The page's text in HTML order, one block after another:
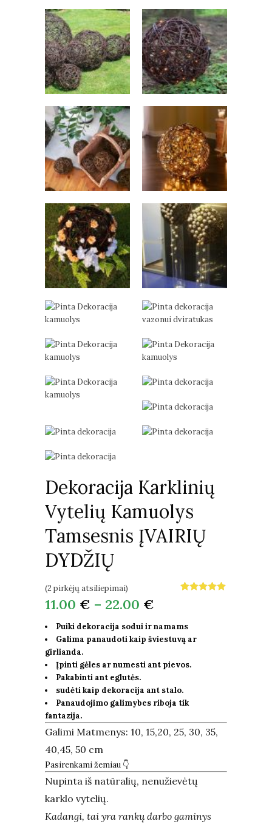
Dekoracija Karklinių
Vytelių Kamuolys
Tamsesnis ĮVAIRIŲ
DYDŽIŲ
įvertinimų:
(2 pirkėjų atsiliepimai)
11.00 € – 22.00 €
Puiki dekoracija sodui ir namams
Galima panaudoti kaip šviestuvą ar
girlianda.
Įpinti gėles ar numesti ant pievos.
Pakabinti ant eglutės.
sudėti kaip dekoracija ant stalo.
Panaudojimo galimybes riboja tik
fantazija.
Galimi Matmenys: 10, 15,20, 25, 30, 35,
40,45, 50 cm
Pasirenkami žemiau 👇
Nupinta iš natūralių, nenužievėtų
karklo vytelių.
Kadangi, tai yra rankų darbo gaminys